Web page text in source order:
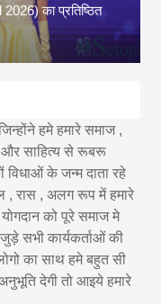
का प्रतिष्ठित
हमे हमारे समाज ,
और साहित्य से रूबरू
के जन्म दाता रहे
, रास , अलग रूप में हमारे
को पूरे समाज मे
सभी कार्यकर्ताओं की
का साथ हमे बहुत सी
देगी तो आइये हमारे